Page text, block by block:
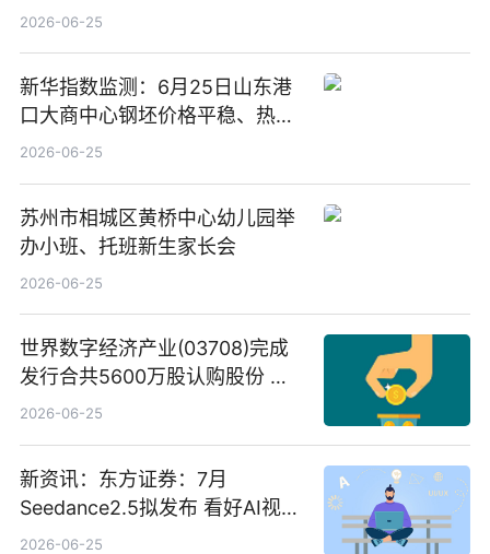
告-微资讯
2026-06-25
新华指数监测：6月25日山东港
口大商中心钢坯价格平稳、热轧
C料价格微幅下跌
2026-06-25
苏州市相城区黄桥中心幼儿园举
办小班、托班新生家长会
2026-06-25
世界数字经济产业(03708)完成
发行合共5600万股认购股份 净
筹约1007万港元 独家焦点
2026-06-25
新资讯：东方证券：7月
Seedance2.5拟发布 看好AI视频
创作工作流进一步提效
2026-06-25